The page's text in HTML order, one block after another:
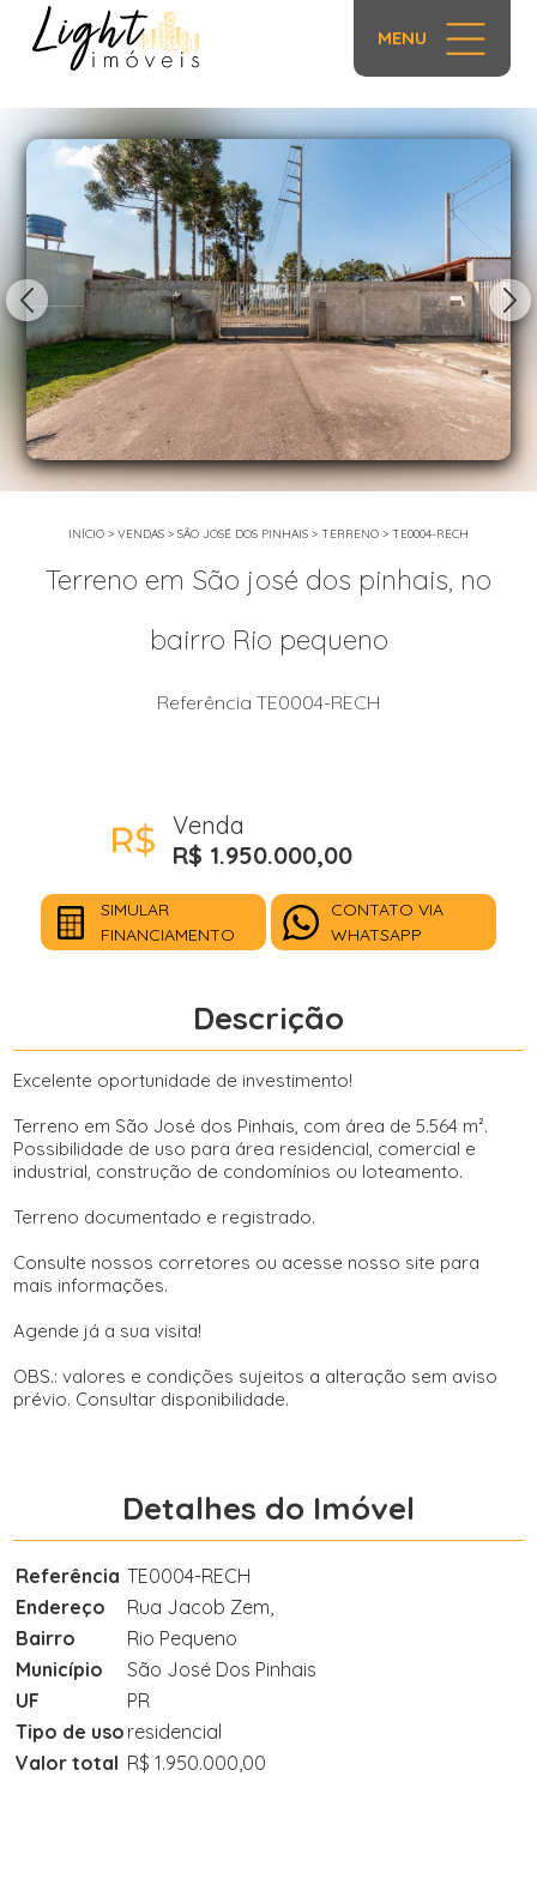
MENU
INÍCIO > VENDAS > SÃO JOSÉ DOS PINHAIS > TERRENO > TE0004-RECH
Terreno em São josé dos pinhais, no
bairro Rio pequeno
Referência TE0004-RECH
Venda
R$ 1.950.000,00
SIMULAR
FINANCIAMENTO
CONTATO VIA
WHATSAPP
Descrição
Excelente oportunidade de investimento!
Terreno em São José dos Pinhais, com área de 5.564 m².
Possibilidade de uso para área residencial, comercial e
industrial, construção de condomínios ou loteamento.
Terreno documentado e registrado.
Consulte nossos corretores ou acesse nosso site para
mais informações.
Agende já a sua visita!
OBS.: valores e condições sujeitos a alteração sem aviso
prévio. Consultar disponibilidade.
Detalhes do Imóvel
Referência TE0004-RECH
Endereço
Rua Jacob Zem,
Bairro
Rio Pequeno
Município
São José Dos Pinhais
UF
PR
Tipo de uso residencial
Valor total R$ 1.950.000,00